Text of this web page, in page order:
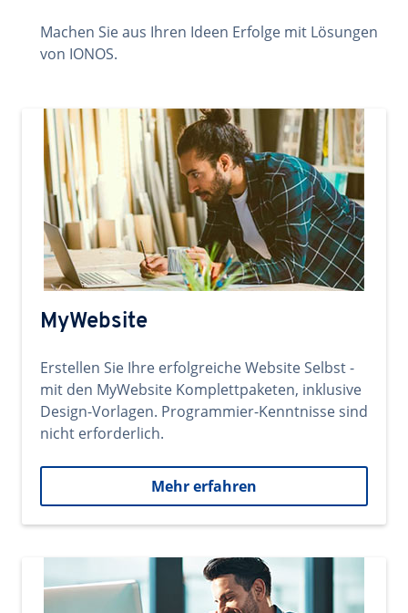
Machen Sie aus Ihren Ideen Erfolge mit Lösungen
von IONOS.
MyWebsite
Erstellen Sie Ihre erfolgreiche Website Selbst -
mit den MyWebsite Komplettpaketen, inklusive
Design-Vorlagen. Programmier-Kenntnisse sind
nicht erforderlich.
Mehr erfahren